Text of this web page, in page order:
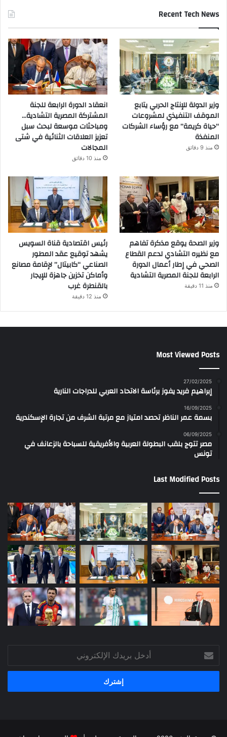
Recent Tech News
وزير الدولة للإنتاج الحربي يتابع
الموقف التنفيذي لمشروعات
“حياة كريمة” مع رؤساء الشركات
المنفذة
منذ 9 دقائق
انعقاد الدورة الرابعة للجنة
المشتركة المصرية التشادية…
ومباحثات موسعة لبحث سبل
تعزيز العلاقات الثنائية في شتى
المجالات
منذ 10 دقائق
وزير الصحة يوقع مذكرة تفاهم
مع نظيره التشادي لدعم القطاع
الصحي في إطار أعمال الدورة
الرابعة للجنة المصرية التشادية
منذ 11 دقيقة
رئيس اقتصادية قناة السويس
يشهد توقيع عقد المطور
الصناعي “كابيتال” لإقامة مصانع
وأماكن تخزين جاهزة للإيجار
بالقنطرة غرب
منذ 12 دقيقة
Most Viewed Posts
27/02/2025
إبراهيم فريد يفوز برئاسة الاتحاد العربي للدراجات النارية
16/09/2025
بسمة عمر الناظر تحصد امتياز مع مرتبة الشرف من تجارة الإسكندرية
06/09/2025
مصر تتوج بلقب البطولة العربية والأفريقية للسباحة بالزعانف في
تونس
Last Modified Posts
بريدك
الإلكتروني